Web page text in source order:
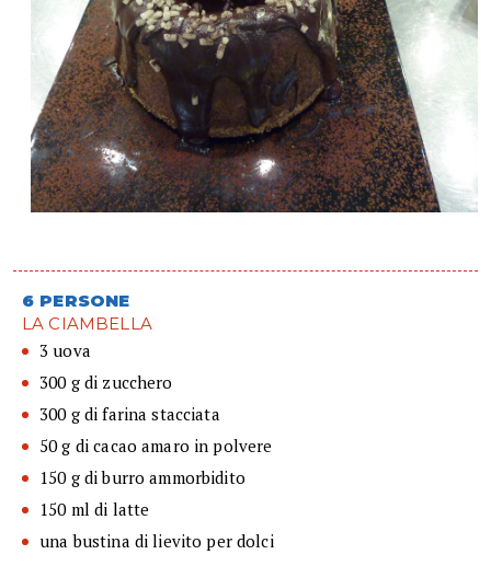
6 PERSONE
LA CIAMBELLA
3 uova
300 g di zucchero
300 g di farina stacciata
50 g di cacao amaro in polvere
150 g di burro ammorbidito
150 ml di latte
una bustina di lievito per dolci